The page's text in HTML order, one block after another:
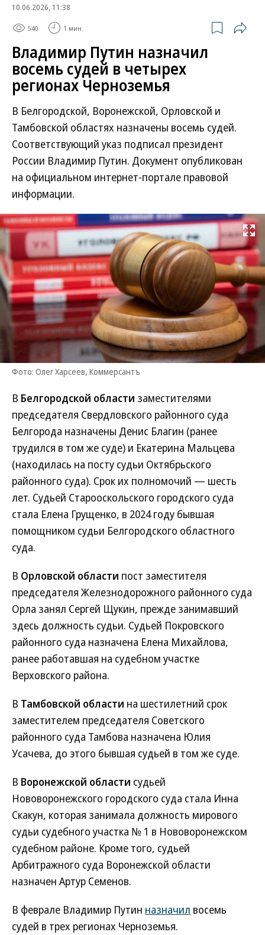
10.06.2026, 11:38
540 1 мин.
Владимир Путин назначил
восемь судей в четырех
регионах Черноземья
В Белгородской, Воронежской, Орловской и
Тамбовской областях назначены восемь судей.
Соответствующий указ подписал президент
России Владимир Путин. Документ опубликован
на официальном интернет-портале правовой
информации.
Развернуть
Фото: Олег Харсеев, Коммерсантъ
В Белгородской области заместителями
председателя Свердловского районного суда
Белгорода назначены Денис Благин (ранее
трудился в том же суде) и Екатерина Мальцева
(находилась на посту судьи Октябрьского
районного суда). Срок их полномочий — шесть
лет. Судьей Старооскольского городского суда
стала Елена Грущенко, в 2024 году бывшая
помощником судьи Белгородского областного
суда.
В Орловской области пост заместителя
председателя Железнодорожного районного суда
Орла занял Сергей Щукин, прежде занимавший
здесь должность судьи. Судьей Покровского
районного суда назначена Елена Михайлова,
ранее работавшая на судебном участке
Верховского района.
В Тамбовской области на шестилетний срок
заместителем председателя Советского
районного суда Тамбова назначена Юлия
Усачева, до этого бывшая судьей в том же суде.
В Воронежской области судьей
Нововоронежского городского суда стала Инна
Скакун, которая занимала должность мирового
судьи судебного участка № 1 в Нововоронежском
судебном районе. Кроме того, судьей
Арбитражного суда Воронежской области
назначен Артур Семенов.
В феврале Владимир Путин назначил восемь
судей в трех регионах Черноземья.